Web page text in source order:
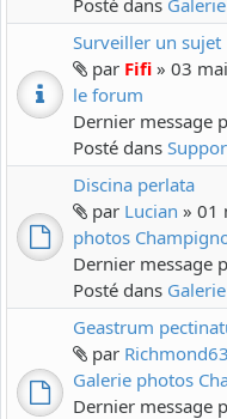
Posté dans
Surveiller un sujet
par Fifi » 03
le forum
Dernier message
Posté dans
Discina perlata
par Lucian » 01
photos
Dernier message
Posté dans
Geastrum
par Richmond63
Galerie photos
Dernier message